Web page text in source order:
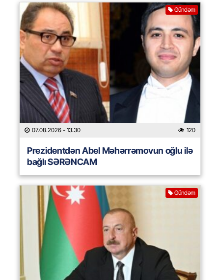
Gündəm
07.08.2026 - 13:30 120
Prezidentdən Abel Məhərrəmovun oğlu ilə
bağlı SƏRƏNCAM
Gündəm